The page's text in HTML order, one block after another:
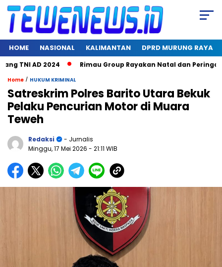
HOME NASIONAL KALIMANTAN DPRD MURUNG RAYA
AD 2024 Rimau Group Rayakan Natal dan Peringati
Home / HUKUM KRIMINAL
Satreskrim Polres Barito Utara Bekuk
Pelaku Pencurian Motor di Muara
Teweh
Redaksi
- Jurnalis
Minggu, 17 Mei 2026 - 21:11 WIB